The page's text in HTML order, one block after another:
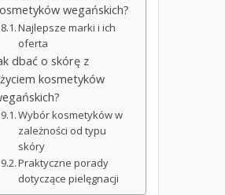
wegańskich?
Najlepsze marki i ich
oferta
dbać o skórę z
kosmetyków
Wybór kosmetyków w
zależności od typu
skóry
Praktyczne porady
dotyczące pielęgnacji